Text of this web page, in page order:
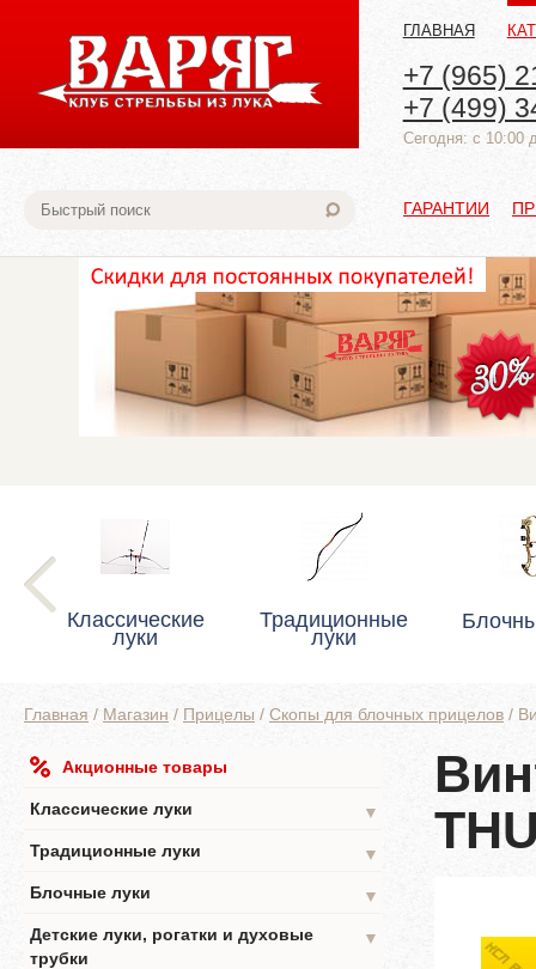
ГЛАВНАЯ
+7 (965)
+7 (499)
Cегодня: с 10:00
ГАРАНТИИ
Классические
луки
Традиционные
луки
Главная / Магазин / Прицелы / Скопы для блочных прицелов /
Акционные товары
Классические луки
▼
Традиционные луки
▼
Блочные луки
▼
Детские луки, рогатки и духовые
трубки
▼